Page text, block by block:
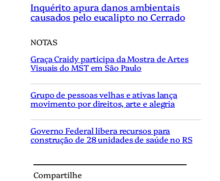
Inquérito apura danos ambientais
causados pelo eucalipto no Cerrado
NOTAS
Graça Craidy participa da Mostra de Artes
Visuais do MST em São Paulo
Grupo de pessoas velhas e ativas lança
movimento por direitos, arte e alegria
Governo Federal libera recursos para
construção de 28 unidades de saúde no RS
Compartilhe